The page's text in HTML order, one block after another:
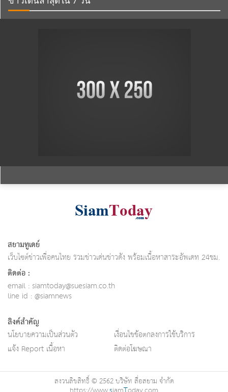
สยามทูเดย์
เว็บไซต์ข่าวเพื่อคนไทย รวมข่าวเด่นข่าวดัง พร้อมเนื้อหาสาระอัพเดท 24ชม.
ติดต่อ :
email : siamtoday@suesiam.co.th
line id : @siamnews
ลิงค์สำคัญ
นโยบายความเป็นส่วนตัว
เงื่อนไขข้อตกลงการใช้บริการ
แจ้ง Report เนื้อหา
ติดต่อโฆษณา
สงวนลิขสิทธิ์ © 2562 บริษัท สื่อสยาม จำกัด